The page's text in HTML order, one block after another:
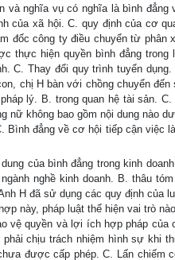
và nghĩa vụ có nghĩa là bình
của xã hội. C. quy định của cơ
đốc công ty điều chuyển từ phân
thực hiện quyền bình đẳng
C. Thay đổi quy trình tuyển
chị H bàn với chồng chuyển
lý. B. trong quan hệ tài sản.
nữ không bao gồm nội dung nào
đẳng về cơ hội tiếp cận việc
của bình đẳng trong kinh
nghề kinh doanh. B. thâu
H đã sử dụng các quy định
này, pháp luật thể hiện vai trò
vệ quyền và lợi ích hợp pháp
chịu trách nhiệm hình sự khi
được cấp phép. C. Lấn chiếm